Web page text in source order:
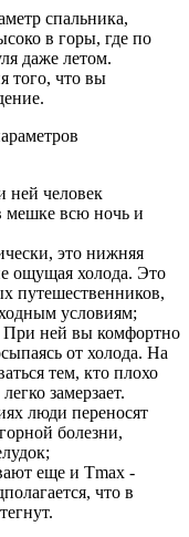
спальника,
в горы, где по
даже летом.
того, что вы
ней человек
мешке всю ночь и
это нижняя
ощущая холода. Это
путешественников,
условиям;
При ней вы комфортно
от холода. На
тем, кто плохо
замерзает.
люди переносят
болезни,
еще и Tmax -
что в